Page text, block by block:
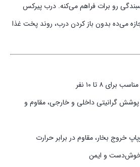
رو برات فراهم می‌کنه. درب پیرکس
می‌ده بدون باز کردن درب، روند پخت غذا
پوشش گرانیتی داخلی و خارجی، مقاوم و
خروج بخار، مقاوم در برابر حرارت
خوش‌دست و ایمن